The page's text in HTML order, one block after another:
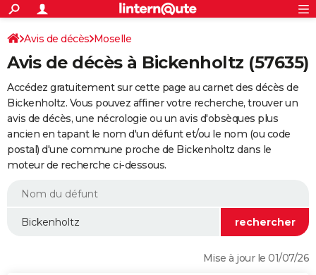
ACTUALITÉS
Politique
Société
Faits Divers
Education
Monde
Villes
+
SPORT
Coupe du monde 2026
Football
Tennis
Cyclisme
Rugby
Forum
Programme TV
TNT
Streaming
Cinéma
Sorties cinéma
Musique
+
FINANCE
Retraite
Impôts
Epargne
Immobilier
Risques naturels par ville
Banque
Assurance
Crédit
AUTO
Essais
Réserver un essai
Citadines
Berlines
SUV
Forum auto
+HIGH-TECH
BRICOLAGE
WEEK-END
Avis de décès Moselle
Avis de décès à Bickenholtz (57635)
Accédez gratuitement sur cette page au carnet des décès de
Bickenholtz. Vous pouvez affiner votre recherche, trouver un
avis de décès, une nécrologie ou un avis d'obsèques plus
ancien en tapant le nom d'un défunt et/ou le nom (ou code
postal) d'une commune proche de Bickenholtz dans le
moteur de recherche ci-dessous.
Mise à jour le 01/07/26